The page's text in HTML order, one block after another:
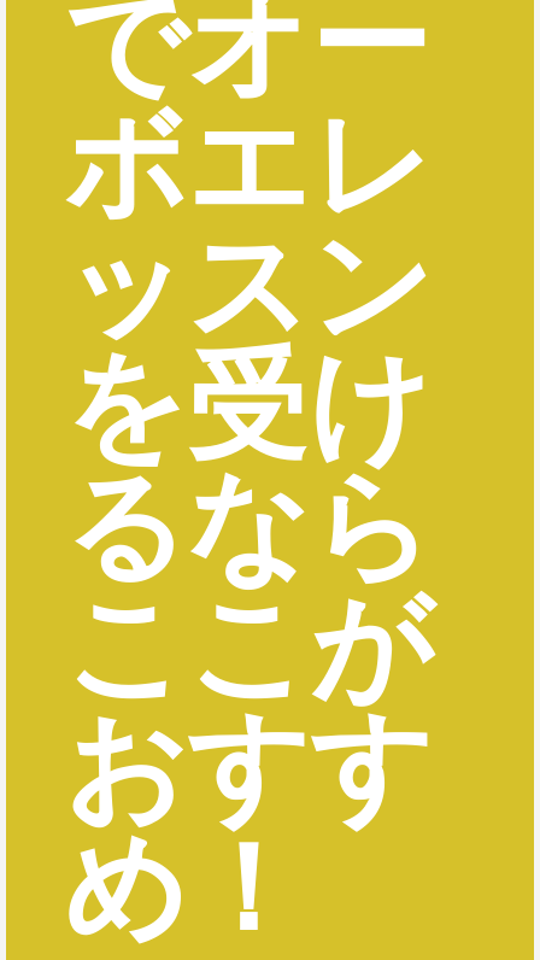
でオー
ボエレ
ッスン
を受け
るなら
ここが
おすす
め！